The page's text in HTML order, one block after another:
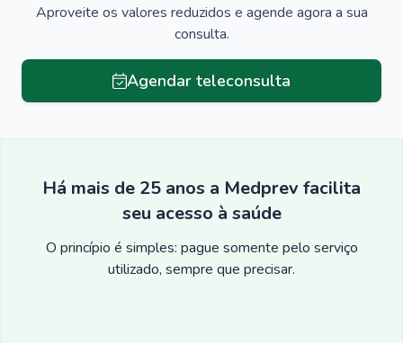
Aproveite os valores reduzidos e agende agora a sua
consulta.
Agendar teleconsulta
Há mais de 25 anos a Medprev facilita
seu acesso à saúde
O princípio é simples: pague somente pelo serviço
utilizado, sempre que precisar.